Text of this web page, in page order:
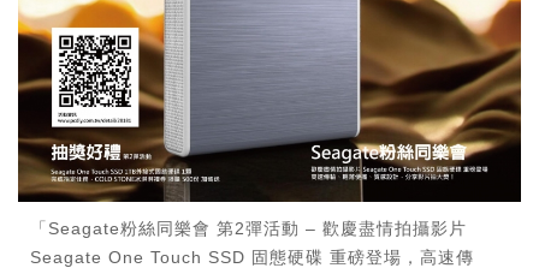
「Seagate粉絲同樂會 第2彈活動 – 歡慶盡情拍攝影片
Seagate One Touch SSD 固態硬碟 重磅登場，高速傳